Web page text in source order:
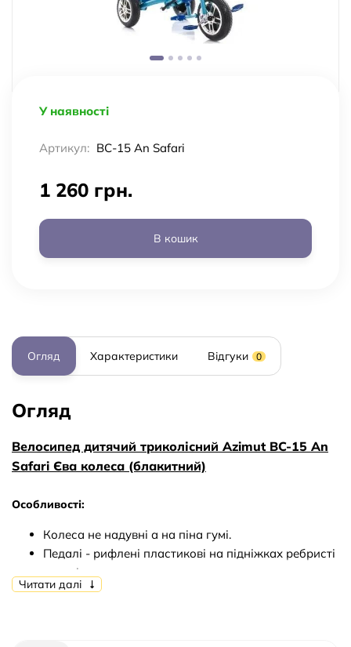
У наявності
Артикул: BC-15 An Safari
1 260 грн.
В кошик
Огляд Характеристики Відгуки 0
Огляд
Велосипед дитячий триколісний Azimut BC-15 An
Safari Єва колеса (блакитний)
Особливості:
Колеса не надувні а на піна гумі.
Педалі - рифлені пластикові на підніжках ребристі
гумові накладки.
Ергономічне сидіння з пластику з регульованими
Читати далі